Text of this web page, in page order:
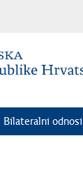
Bilateralni odnosi